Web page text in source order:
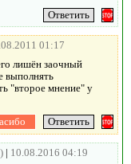
01:17
лишён заочный
выполнять
"второе мнение" у
| 10.08.2016 04:19